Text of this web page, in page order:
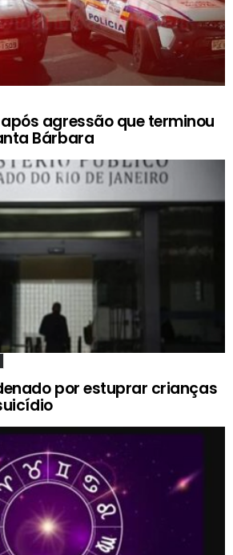
agressão que terminou
Bárbara
por estuprar crianças